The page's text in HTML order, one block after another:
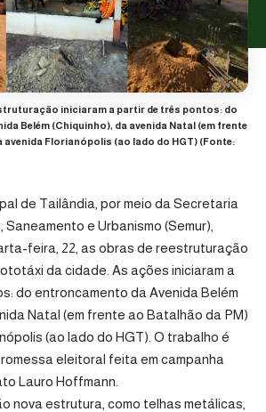
iniciaram a partir de três pontos: do
Belém (Chiquinho), da avenida Natal (em frente
avenida Florianópolis (ao lado do HGT) (Fonte:
de Tailândia , por meio da Secretaria
Saneamento e Urbanismo (Semur)
feira, 22, as obras de reestruturação
da cidade. As ações iniciaram a
do entroncamento da Avenida Belém
Natal (em frente ao Batalhão da PM)
(ao lado do HGT). O trabalho é
eleitoral feita em campanha
Lauro Hoffmann
nova estrutura, como telhas metálicas,